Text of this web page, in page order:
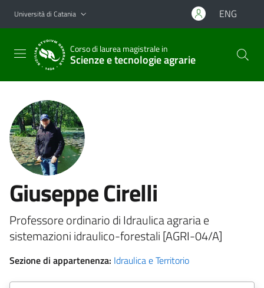
Vai al contenuto principale
Vai al menu di navigazione
Università di Catania ENG
Corso di laurea magistrale in
Scienze e tecnologie agrarie
Giuseppe Cirelli
Professore ordinario di Idraulica agraria e
sistemazioni idraulico-forestali [AGRI-04/A]
Sezione di appartenenza: Idraulica e Territorio